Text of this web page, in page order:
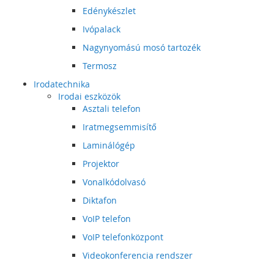
Edénykészlet
Ivópalack
Nagynyomású mosó tartozék
Termosz
Irodatechnika
Irodai eszközök
Asztali telefon
Iratmegsemmisítő
Laminálógép
Projektor
Vonalkódolvasó
Diktafon
VoIP telefon
VoIP telefonközpont
Videokonferencia rendszer